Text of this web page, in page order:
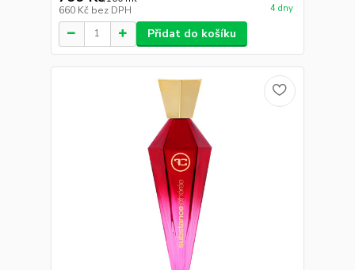
660 Kč bez DPH 4 dny
Přidat do košíku